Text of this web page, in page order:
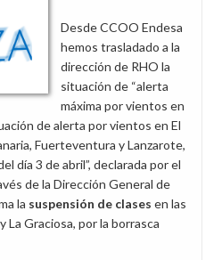
Desde CCOO Endesa
hemos trasladado a la
dirección de RHO la
situación de “alerta
máxima por vientos en
de alerta por vientos en El
Fuerteventura y Lanzarote,
día 3 de abril”, declarada por el
de la Dirección General de
la suspensión de clases en las
La Graciosa, por la borrasca